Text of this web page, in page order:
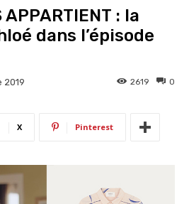
APPARTIENT : la
dans l’épisode
2019 0
2619
X Pinterest